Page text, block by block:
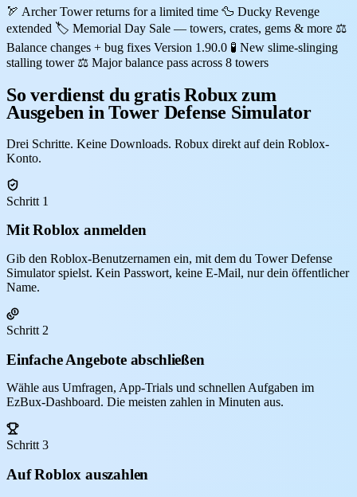
🏹 Archer Tower returns for a limited time 🦆 Ducky Revenge
extended 🏷️ Memorial Day Sale — towers, crates, gems & more ⚖️
Balance changes + bug fixes Version 1.90.0 🧪 New slime-slinging
stalling tower ⚖️ Major balance pass across 8 towers
So verdienst du gratis Robux zum
Ausgeben in Tower Defense Simulator
Drei Schritte. Keine Downloads. Robux direkt auf dein Roblox-
Konto.
Schritt 1
Mit Roblox anmelden
Gib den Roblox-Benutzernamen ein, mit dem du Tower Defense
Simulator spielst. Kein Passwort, keine E-Mail, nur dein öffentlicher
Name.
Schritt 2
Einfache Angebote abschließen
Wähle aus Umfragen, App-Trials und schnellen Aufgaben im
EzBux-Dashboard. Die meisten zahlen in Minuten aus.
Schritt 3
Auf Roblox auszahlen